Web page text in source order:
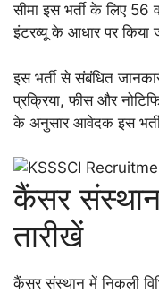
सीमा इस भर्ती के लिए 56
इंटरव्यू के आधार पर किया
इस भर्ती से संबंधित
प्रक्रिया, फीस और
के अनुसार आवेदक इस
कैंसर संस्थान
तारीखें
कैंसर संस्थान में निकली